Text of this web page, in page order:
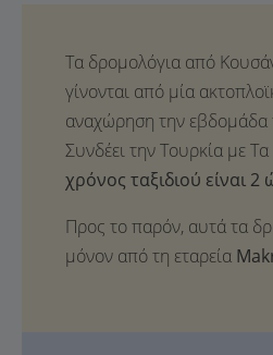
χρόνος ταξιδιού είναι 2
Προς το παρόν, αυτά τα
μόνον από τη εταρεία